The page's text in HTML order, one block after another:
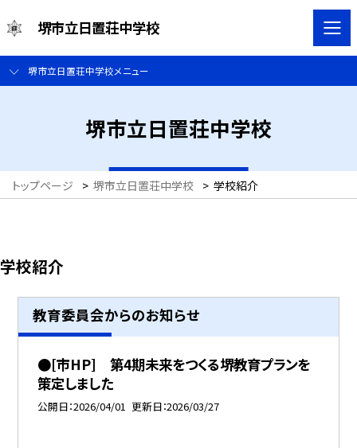
堺市立日置荘中学校
堺市立日置荘中学校メニュー
堺市立日置荘中学校
トップページ > 堺市立日置荘中学校 > 学校紹介
学校紹介
教育委員会からのお知らせ
●[市HP] 第4期未来をつくる堺教育プランを
策定しました
公開日 2026/04/01 更新日 2026/03/27